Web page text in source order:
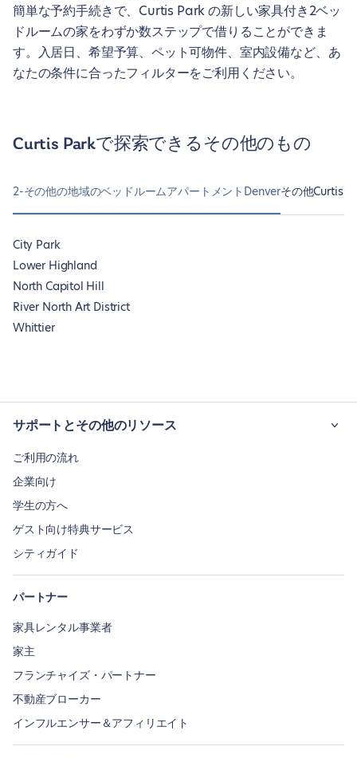
簡単な予約手続きで、Curtis Park の新しい家具付き2ベッ
ドルームの家をわずか数ステップで借りることができま
す。入居日、希望予算、ペット可物件、室内設備など、あ
なたの条件に合ったフィルターをご利用ください。
Curtis Parkで探索できるその他のもの
2-その他の地域のベッドルームアパートメントDenverその他Curtis
City Park
Lower Highland
North Capitol Hill
River North Art District
Whittier
サポートとその他のリソース
ご利用の流れ
企業向け
学生の方へ
ゲスト向け特典サービス
シティガイド
パートナー
家具レンタル事業者
家主
フランチャイズ・パートナー
不動産ブローカー
インフルエンサー＆アフィリエイト